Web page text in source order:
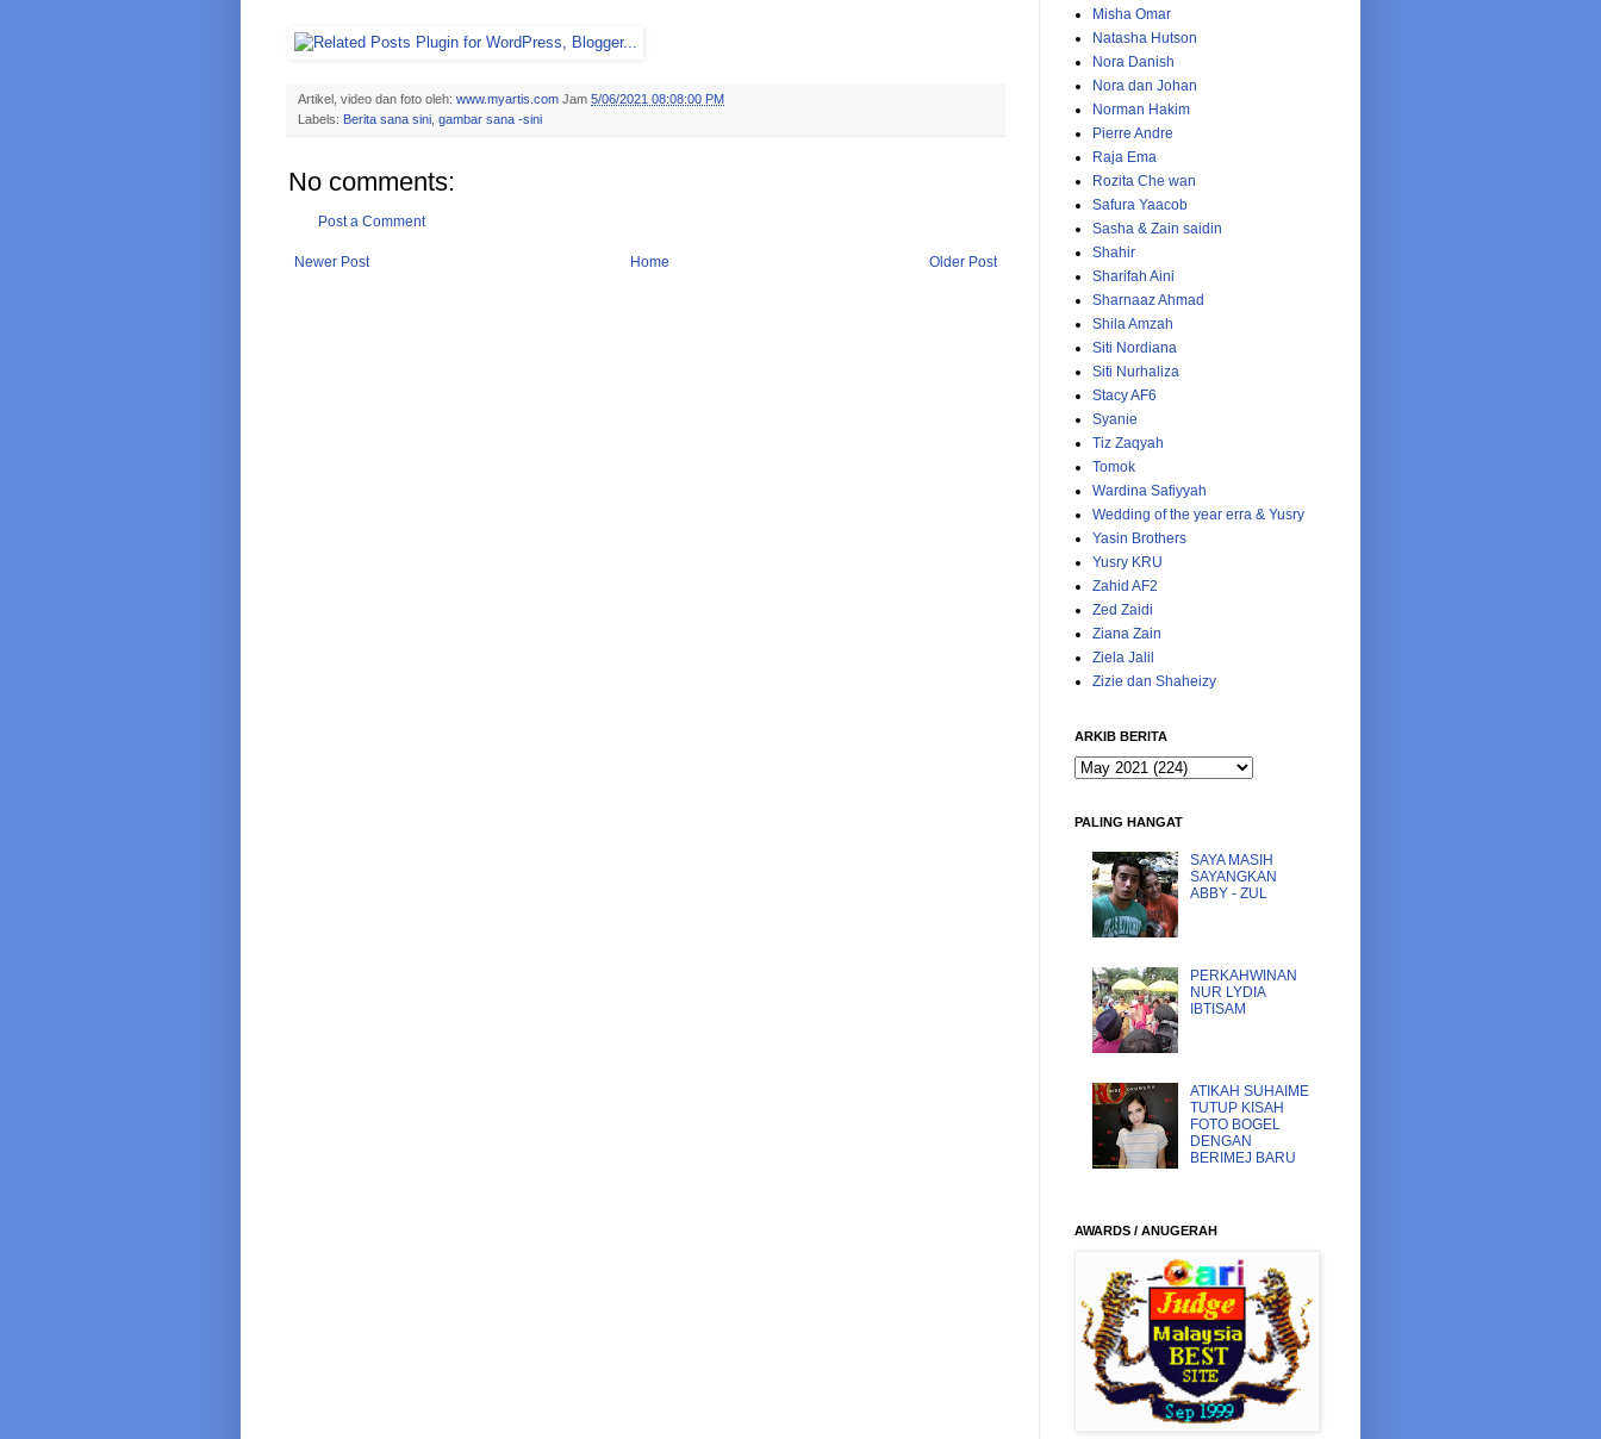
Artikel, video dan foto oleh: www.myartis.com Jam 5/06/2021 08:08:00 PM
Labels: Berita sana sini gambar sana -sini
No comments:
Post a Comment
Newer Post Older Post
Home
Misha Omar
Natasha Hutson
Nora Danish
Nora dan Johan
Norman Hakim
Pierre Andre
Raja Ema
Rozita Che wan
Safura Yaacob
Sasha & Zain saidin
Shahir
Sharifah Aini
Sharnaaz Ahmad
Shila Amzah
Siti Nordiana
Siti Nurhaliza
Stacy AF6
Syanie
Tiz Zaqyah
Tomok
Wardina Safiyyah
Wedding of the year erra & Yusry
Yasin Brothers
Yusry KRU
Zahid AF2
Zed Zaidi
Ziana Zain
Ziela Jalil
Zizie dan Shaheizy
ARKIB BERITA
PALING HANGAT
SAYA MASIH
SAYANGKAN
ABBY - ZUL
PERKAHWINAN
NUR LYDIA
IBTISAM
ATIKAH SUHAIME
TUTUP KISAH
FOTO BOGEL
DENGAN
BERIMEJ BARU
AWARDS / ANUGERAH